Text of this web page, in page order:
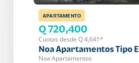
APARTAMENTO
Q 720,400
Cuotas desde Q 4,641*
Noa Apartamentos Tipo E
Noa Apartamentos